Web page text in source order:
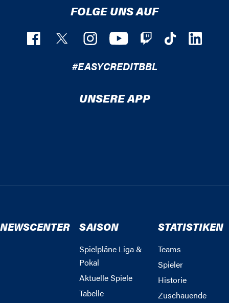
FOLGE UNS AUF
#EASYCREDITBBL
UNSERE APP
NEWSCENTER SAISON
Spielpläne Liga &
Pokal
Aktuelle Spiele
Tabelle
STATISTIKEN
Teams
Spieler
Historie
Zuschauende